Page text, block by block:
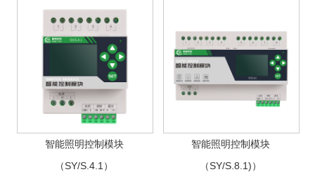
智能照明控制模块
（SY/S.4.1）
智能照明控制模块
（SY/S.8.1)）